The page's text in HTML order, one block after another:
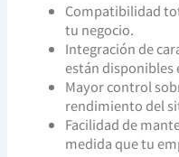
Compatibilidad
tu negocio.
Integración de
están disponibles
Mayor control
rendimiento del
Facilidad de
medida que tu